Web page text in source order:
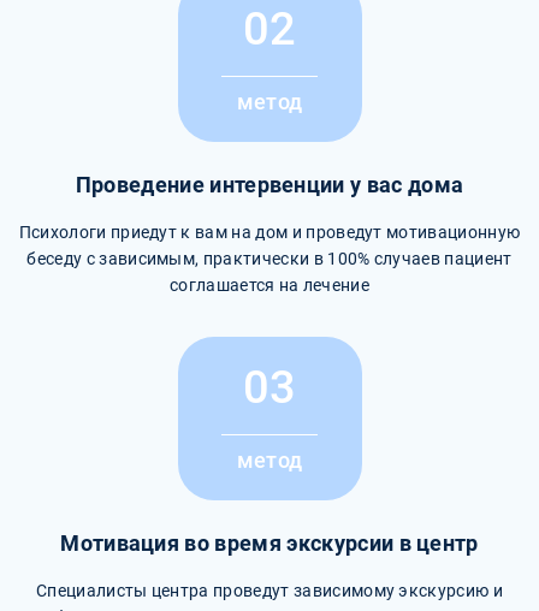
02
метод
Проведение интервенции у вас дома
Психологи приедут к вам на дом и проведут мотивационную
беседу с зависимым, практически в 100% случаев пациент
соглашается на лечение
03
метод
Мотивация во время экскурсии в центр
Специалисты центра проведут зависимому экскурсию и